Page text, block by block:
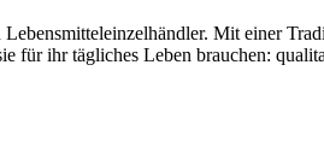
Mit einer
für ihr tägliches Leben brauchen: